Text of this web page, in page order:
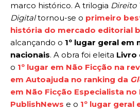
marco histórico. A trilogia Direito
Digitaltornou-se o primeiro
história do mercado editorial
alcançando o 1º lugar geral
nacionais. A obra foi eleita Livro
o 1º lugar em Não Ficção na
em Autoajuda no ranking da
em Não Ficção Especialista no
PublishNews e o 1º lugar geral